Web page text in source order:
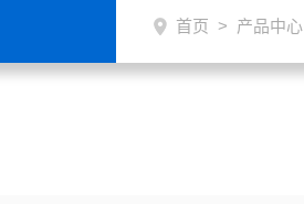
首页 > 产品中心